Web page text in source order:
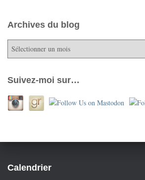
Archives du blog
h
v
e
u
l
Suivez-moi sur…
Calendrier